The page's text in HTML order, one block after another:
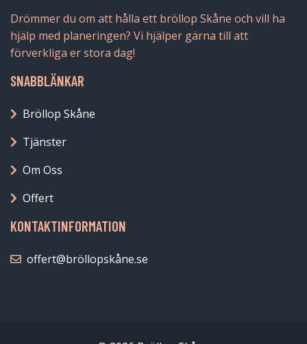
Drömmer du om att hålla ett bröllop Skåne och vill ha
hjälp med planeringen? Vi hjälper gärna till att
förverkliga er stora dag!
SNABBLÄNKAR
Bröllop Skåne
Tjänster
Om Oss
Offert
KONTAKTINFORMATION
offert@bröllopskåne.se